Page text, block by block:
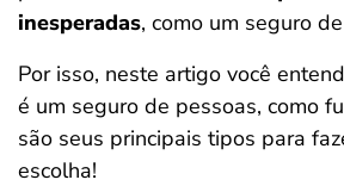
inesperadas, como um seguro
Por isso, neste artigo você
é um seguro de pessoas, como
são seus principais tipos para
escolha!